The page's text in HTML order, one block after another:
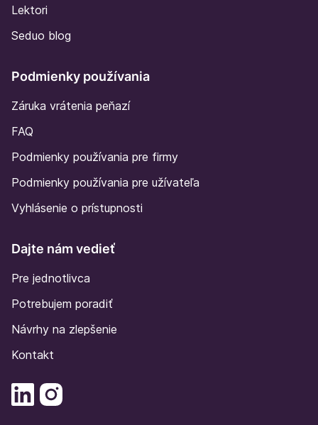
Lektori
Seduo blog
Podmienky používania
Záruka vrátenia peňazí
FAQ
Podmienky používania pre firmy
Podmienky používania pre užívateľa
Vyhlásenie o prístupnosti
Dajte nám vedieť
Pre jednotlivca
Potrebujem poradiť
Návrhy na zlepšenie
Kontakt